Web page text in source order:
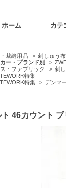
ホーム カテ
裁縫用品 > 刺しゅう布
カー・ブランド別 >
・ファブリック > 刺
特集
特集 > デンマ
46カウント